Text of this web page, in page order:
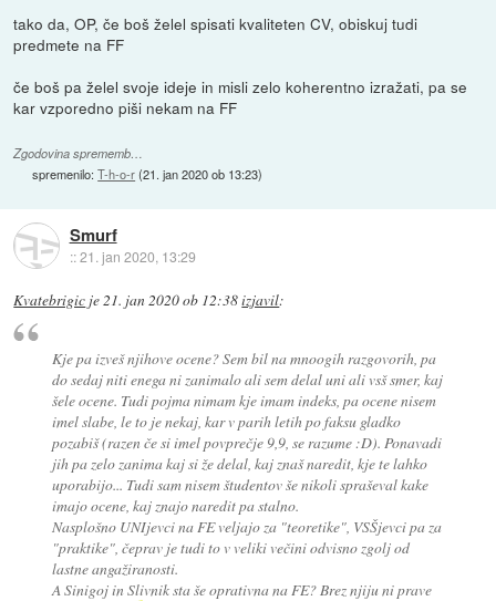
tako da, OP, če boš želel spisati kvaliteten CV, obiskuj tudi
predmete na FF
če boš pa želel svoje ideje in misli zelo koherentno izražati, pa se
kar vzporedno piši nekam na FF
Zgodovina sprememb…
spremenilo:T-h-o-r(21. jan 2020 ob 13:23)
Smurf
::21. jan 2020, 13:29
Kvatebrigic je21. jan 2020 ob 12:38izjavil:
Kje pa izveš njihove ocene? Sem bil na mnoogih razgovorih, pa
do sedaj niti enega ni zanimalo ali sem delal uni ali vsš smer, kaj
šele ocene. Tudi pojma nimam kje imam indeks, pa ocene nisem
imel slabe, le to je nekaj, kar v parih letih po faksu gladko
pozabiš (razen če si imel povprečje 9,9, se razume :D). Ponavadi
jih pa zelo zanima kaj si že delal, kaj znaš naredit, kje te lahko
uporabijo... Tudi sam nisem študentov še nikoli spraševal kake
imajo ocene, kaj znajo naredit pa stalno.
Nasplošno UNIjevci na FE veljajo za "teoretike", VSŠjevci pa za
"praktike", čeprav je tudi to v veliki večini odvisno zgolj od
lastne angažiranosti.
A Sinigoj in Slivnik sta še oprativna na FE? Brez njiju ni prave